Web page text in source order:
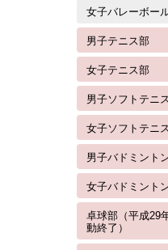
女子バレーボー
男子テニス部
女子テニス部
男子ソフトテニ
女子ソフトテニ
男子バドミント
女子バドミント
卓球部（平成29
動終了）